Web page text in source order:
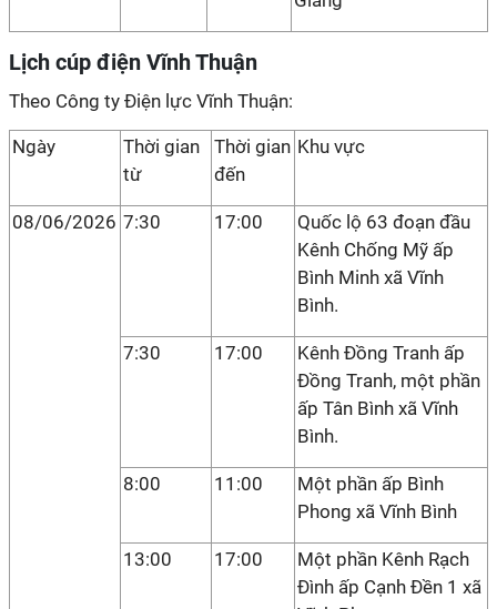
Lịch cúp điện Vĩnh Thuận
Theo Công ty Điện lực Vĩnh Thuận:
Ngày
Thời gian
từ
Thời gian
đến
Khu vực
08/06/2026 7:30 17:00
Quốc lộ 63 đoạn đầu
Kênh Chống Mỹ ấp
Bình Minh xã Vĩnh
Bình.
7:30 17:00
Kênh Đồng Tranh ấp
Đồng Tranh, một phần
ấp Tân Bình xã Vĩnh
Bình.
8:00 11:00
Một phần ấp Bình
Phong xã Vĩnh Bình
13:00 17:00
Một phần Kênh Rạch
Đình ấp Cạnh Đền 1 xã